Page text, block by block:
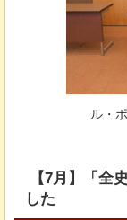
ル・
【7月】「全
した